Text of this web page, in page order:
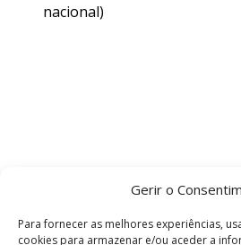
Gerir o
Para fornecer as melhores experiências,
cookies para armazenar e/ou aceder a
nacional)